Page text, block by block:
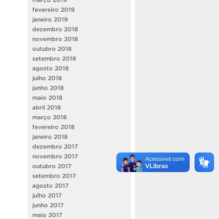
fevereiro 2019
janeiro 2019
dezembro 2018
novembro 2018
outubro 2018
setembro 2018
agosto 2018
julho 2018
junho 2018
maio 2018
abril 2018
março 2018
fevereiro 2018
janeiro 2018
dezembro 2017
novembro 2017
outubro 2017
setembro 2017
agosto 2017
julho 2017
junho 2017
maio 2017